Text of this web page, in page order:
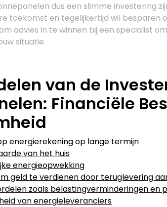
dus een slimme investering
toekomst en tegelijkertijd wil besparen
advies in te winnen bij een specialist
situatie.
van de
Financiële
energierekening op lange termijn
van het huis
energieopwekking
geld te verdienen door teruglevering
zoals belastingverminderingen en
van energieleveranciers